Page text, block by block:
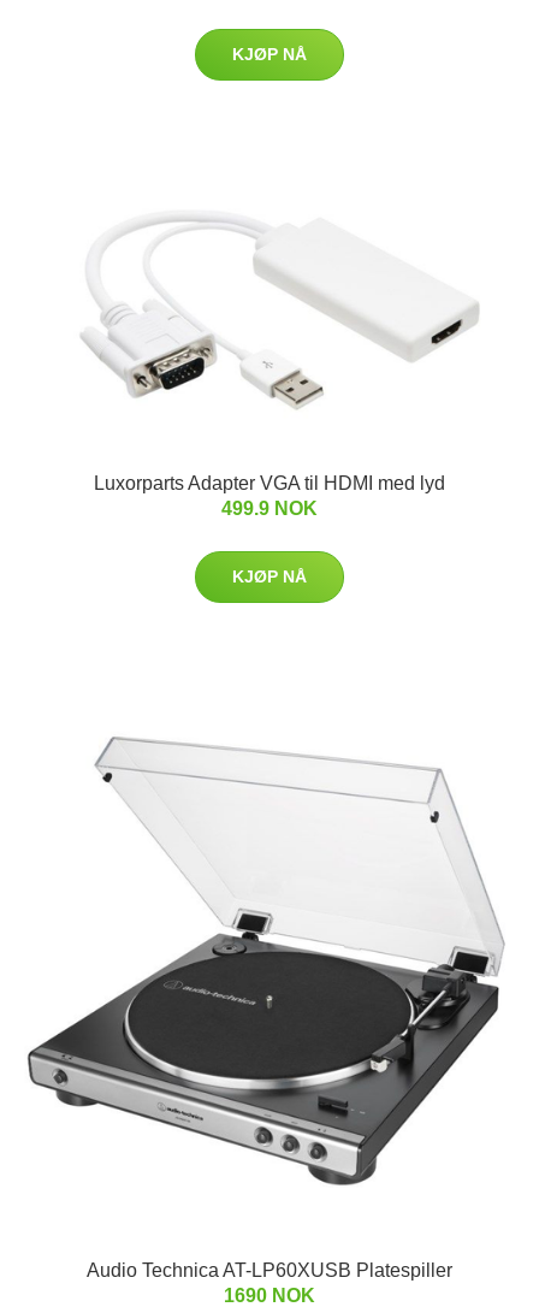
KJØP NÅ
Luxorparts Adapter VGA til HDMI med lyd
499.9 NOK
KJØP NÅ
Audio Technica AT-LP60XUSB Platespiller
1690 NOK